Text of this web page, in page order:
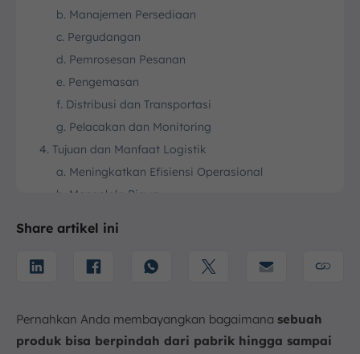
b. Manajemen Persediaan
c. Pergudangan
d. Pemrosesan Pesanan
e. Pengemasan
f. Distribusi dan Transportasi
g. Pelacakan dan Monitoring
4. Tujuan dan Manfaat Logistik
a. Meningkatkan Efisiensi Operasional
b. Mengelola Biaya
e. Mendukung Keberlangsungan Bisnis
6. Kesimpulan
FAQ:
Share artikel ini
Pernahkan Anda membayangkan bagaimana sebuah
produk bisa berpindah dari pabrik hingga sampai